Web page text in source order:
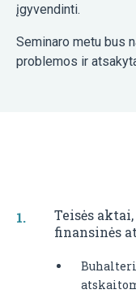
įgyvendinti.
Seminaro metu bus
problemos ir
Teisės
finansinės